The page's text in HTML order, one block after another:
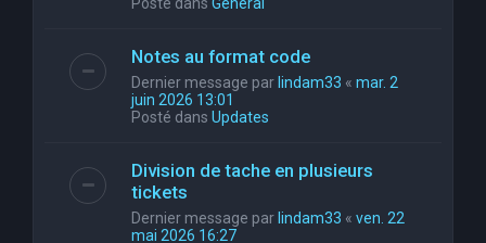
Notes au format code
Dernier message par lindam33 « mar. 2
juin 2026 13:01
Posté dans Updates
Division de tache en plusieurs
tickets
Dernier message par lindam33 « ven. 22
mai 2026 16:27